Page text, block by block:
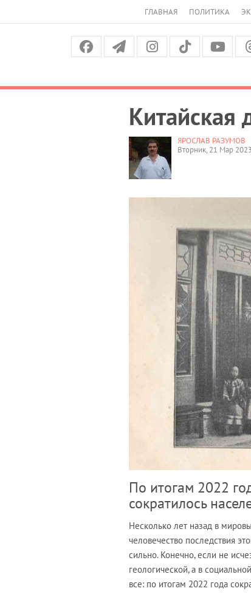
ГЛАВНАЯ ПОЛИТИКА
Китайская
ЯРОСЛАВ РАЗУМОВ
Вторник, 21 Мар
По итогам 2022
сократилось
Несколько лет назад в
человечество последствия
сильно. Конечно, если не
геологической, а в
все: по итогам 2022 года